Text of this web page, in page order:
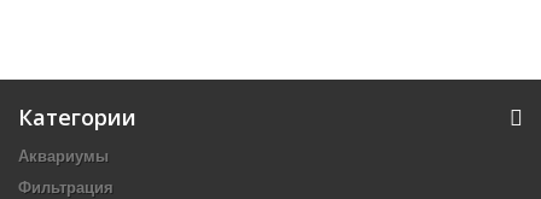
Категории
Аквариумы
Фильтрация